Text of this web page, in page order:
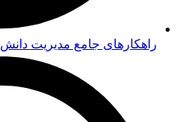
راهکارهای جامع مدیریت دانش